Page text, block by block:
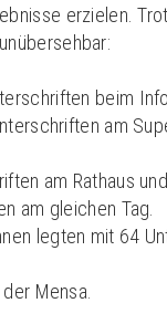
erzielen.
beim
am
am Rathaus
am gleichen Tag.
legten mit 64
Mensa.